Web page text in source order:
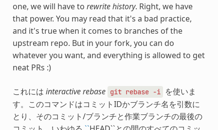
one, we will have to rewrite history. Right, we have
that power. You may read that it's a bad practice,
and it's true when it comes to branches of the
upstream repo. But in your fork, you can do
whatever you want, and everything is allowed to get
neat PRs :)
これには interactive rebase git rebase -i
を使いま
す。このコマンドはコミットIDかブランチ名を引数に
とり、そのコミット/ブランチと作業ブランチの最後の